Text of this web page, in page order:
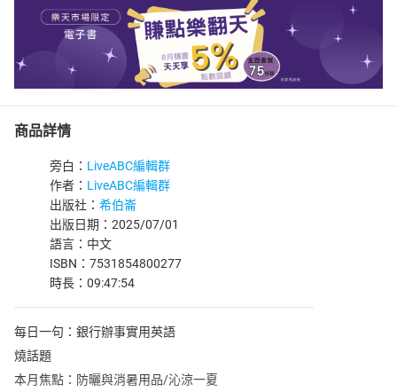
商品詳情
旁白： LiveABC編輯群
作者： LiveABC編輯群
出版社： 希伯崙
出版日期：2025/07/01
語言：中文
ISBN：7531854800277
時長：09:47:54
每日一句：銀行辦事實用英語
燒話題
本月焦點：防曬與消暑用品/沁涼一夏